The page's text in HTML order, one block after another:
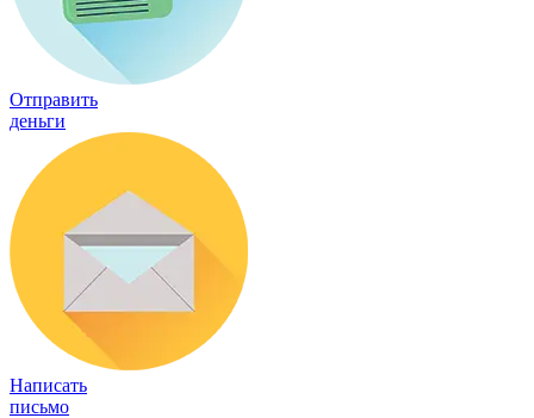
Отправить
деньги
Написать
письмо